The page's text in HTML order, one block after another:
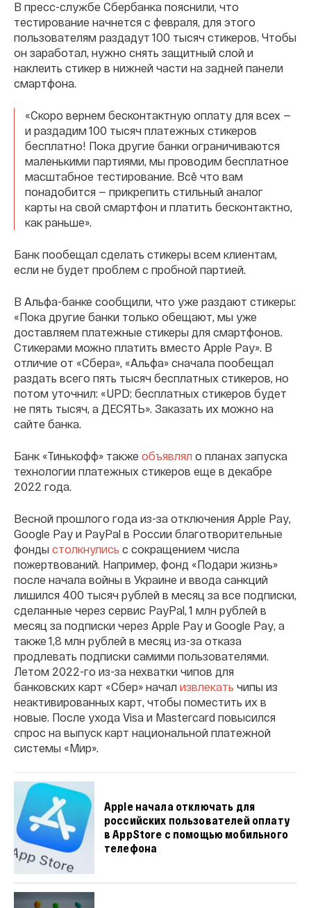
В пресс-службе Сбербанка пояснили, что
тестирование начнется с февраля, для этого
пользователям раздадут 100 тысяч стикеров. Чтобы
он заработал, нужно снять защитный слой и
наклеить стикер в нижней части на задней панели
смартфона.
«Скоро вернем бесконтактную оплату для всех —
и раздадим 100 тысяч платежных стикеров
бесплатно! Пока другие банки ограничиваются
маленькими партиями, мы проводим бесплатное
масштабное тестирование. Всё что вам
понадобится — прикрепить стильный аналог
карты на свой смартфон и платить бесконтактно,
как раньше».
Банк пообещал сделать стикеры всем клиентам,
если не будет проблем с пробной партией.
В Альфа-банке сообщили, что уже раздают стикеры:
«Пока другие банки только обещают, мы уже
доставляем платежные стикеры для смартфонов.
Стикерами можно платить вместо Apple Pay». В
отличие от «Сбера», «Альфа» сначала пообещал
раздать всего пять тысяч бесплатных стикеров, но
потом уточнил: «UPD: бесплатных стикеров будет
не пять тысяч, а ДЕСЯТЬ». Заказать их можно на
сайте банка.
Банк «Тинькофф» также объявлял о планах запуска
технологии платежных стикеров еще в декабре
2022 года.
Весной прошлого года из-за отключения Apple Pay,
Google Pay и PayPal в России благотворительные
фонды столкнулись с сокращением числа
пожертвований. Например, фонд «Подари жизнь»
после начала войны в Украине и ввода санкций
лишился 400 тысяч рублей в месяц за все подписки,
сделанные через сервис PayPal, 1 млн рублей в
месяц за подписки через Apple Pay и Google Pay, а
также 1,8 млн рублей в месяц из-за отказа
продлевать подписки самими пользователями.
Летом 2022-го из-за нехватки чипов для
банковских карт «Сбер» начал извлекать чипы из
неактивированных карт, чтобы поместить их в
новые. После ухода Visa и Mastercard повысился
спрос на выпуск карт национальной платежной
системы «Мир».
Apple начала отключать для
российских пользователей оплату
в AppStore с помощью мобильного
телефона